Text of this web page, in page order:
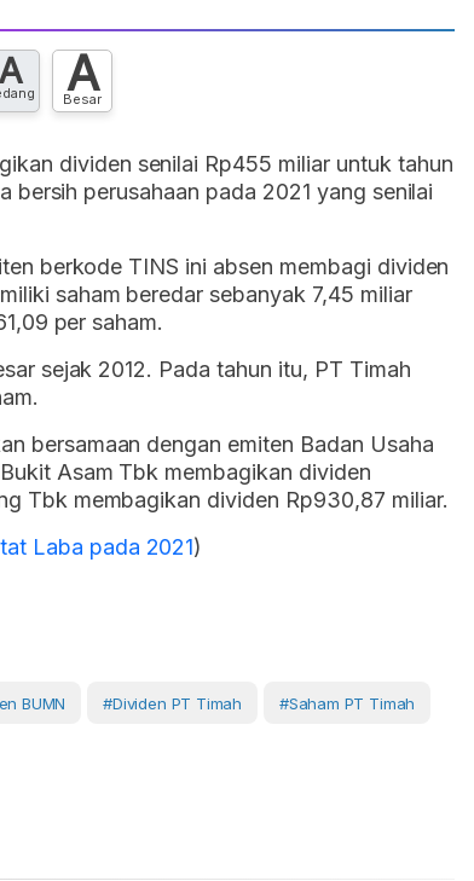
A A
Besar
dividen senilai Rp455 miliar untuk tahun
perusahaan pada 2021 yang senilai
berkode TINS ini absen membagi dividen
saham beredar sebanyak 7,45 miliar
per saham.
sejak 2012. Pada tahun itu, PT Timah
bersamaan dengan emiten Badan Usaha
Asam Tbk membagikan dividen
Tbk membagikan dividen Rp930,87 miliar.
Laba pada 2021)
BUMN #dividen PT Timah #Saham PT Timah